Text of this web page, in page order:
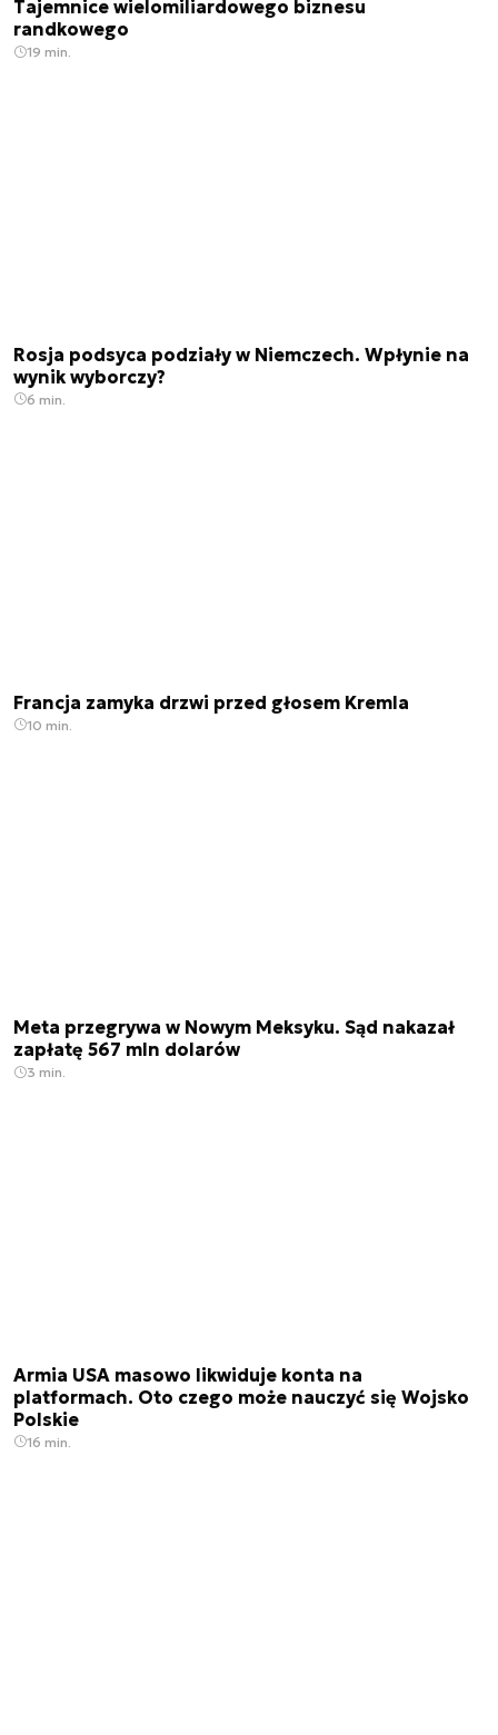
Tajemnice wielomiliardowego biznesu
randkowego
19 min.
Rosja podsyca podziały w Niemczech. Wpłynie na
wynik wyborczy?
6 min.
Francja zamyka drzwi przed głosem Kremla
10 min.
Meta przegrywa w Nowym Meksyku. Sąd nakazał
zapłatę 567 mln dolarów
3 min.
Armia USA masowo likwiduje konta na
platformach. Oto czego może nauczyć się Wojsko
Polskie
16 min.